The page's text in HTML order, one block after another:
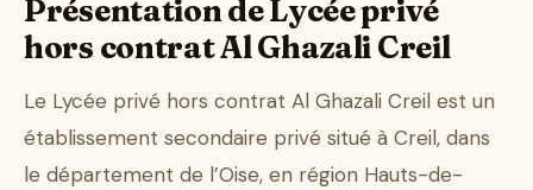
Présentation de Lycée privé
hors contrat Al Ghazali Creil
Le Lycée privé hors contrat Al Ghazali Creil est un
établissement secondaire privé situé à Creil, dans
le département de l’Oise, en région Hauts-de-